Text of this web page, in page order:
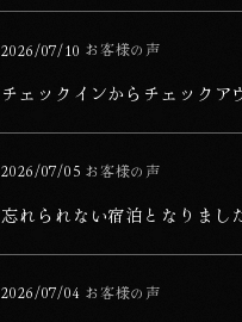
チェックインからチェックア
公開日
2026/07/10
カテゴリーお客様の声
忘れられない宿泊となりまし
公開日
2026/07/05
カテゴリーお客様の声
公開日
2026/07/04
カテゴリーお客様の声